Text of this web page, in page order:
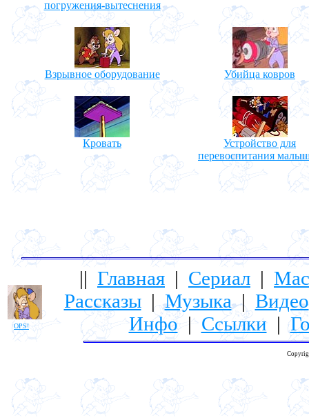
погружения-вытеснения
Взрывное оборудование Убийца ковров
Кровать
Устройство для
перевоспитания
OPS!
|| Главная | Сериал |
Рассказы|Музыка| Видео
Инфо|Ссылки|